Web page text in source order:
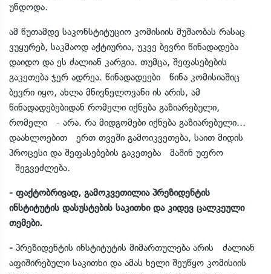
უნდოდა.
ამ წუთამდე საკონსტიტუციო კომისიის მუშაობას რასაც
ვუყურებ, საკმაოდ აქტიურია, უკვე ბევრი წინადადება
დაიდო და ეს ძალიან კარგია. თუმცა, შეფასებების
გაკეთება ჯერ ადრეა. წინადადეები წინა კომისიაშიც
ბევრი იყო, ახლა მნივნელოვანი ის არის, ამ
წინადადებებიდან რომელი იქნება გაზიარებული,
რომელი - არა. რა მიდგომები იქნება გაზიარებული...
დაახლოებით ერთ თვეში გამოიკვეთება, საით მიდის
პროცესი და შეფასებების გაკეთება მაშინ უფრო
შეგვეძლება.
- ფაქტობრივად, გამოკვეთილია პრეზიდენტის
ინსტიტუტის დასუსტების საკითხი და კიდევ ცალკეული
თემები.
- პრეზიდენტის ინსტიტუტის მიმართულება არის ძალიან
აფიშირებული საკითხი და ამას ხელი შეუწყო კომისიის